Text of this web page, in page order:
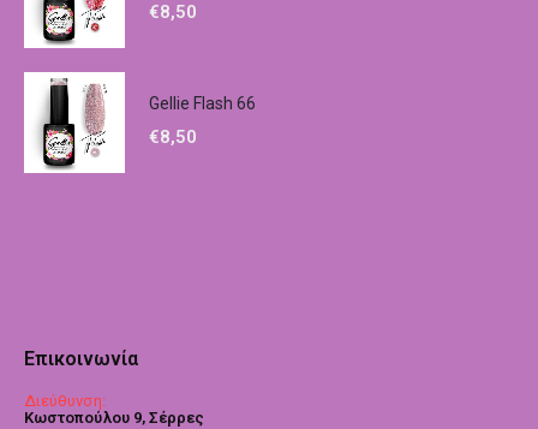
€8,50
Gellie Flash 66
€8,50
Επικοινωνία
Διεύθυνση:
Κωστοπούλου 9, Σέρρες